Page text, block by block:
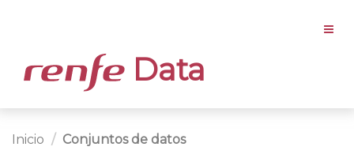
Data
Inicio Conjuntos de datos